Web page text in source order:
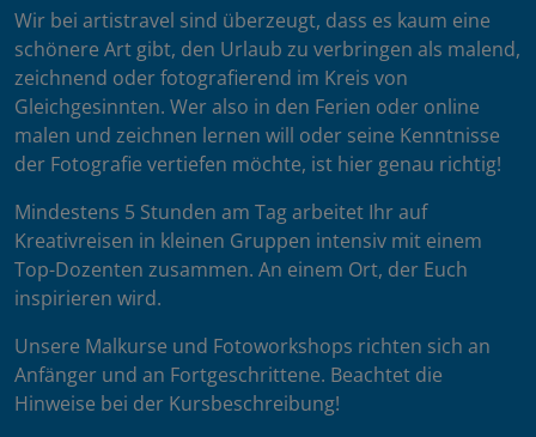
Wir bei artistravel sind überzeugt, dass es kaum eine
schönere Art gibt, den Urlaub zu verbringen als malend,
zeichnend oder fotografierend im Kreis von
Gleichgesinnten. Wer also in den Ferien oder online
malen und zeichnen lernen will oder seine Kenntnisse
der Fotografie vertiefen möchte, ist hier genau richtig!
Mindestens 5 Stunden am Tag arbeitet Ihr auf
Kreativreisen in kleinen Gruppen intensiv mit einem
Top-Dozenten zusammen. An einem Ort, der Euch
inspirieren wird.
Unsere Malkurse und Fotoworkshops richten sich an
Anfänger und an Fortgeschrittene. Beachtet die
Hinweise bei der Kursbeschreibung!